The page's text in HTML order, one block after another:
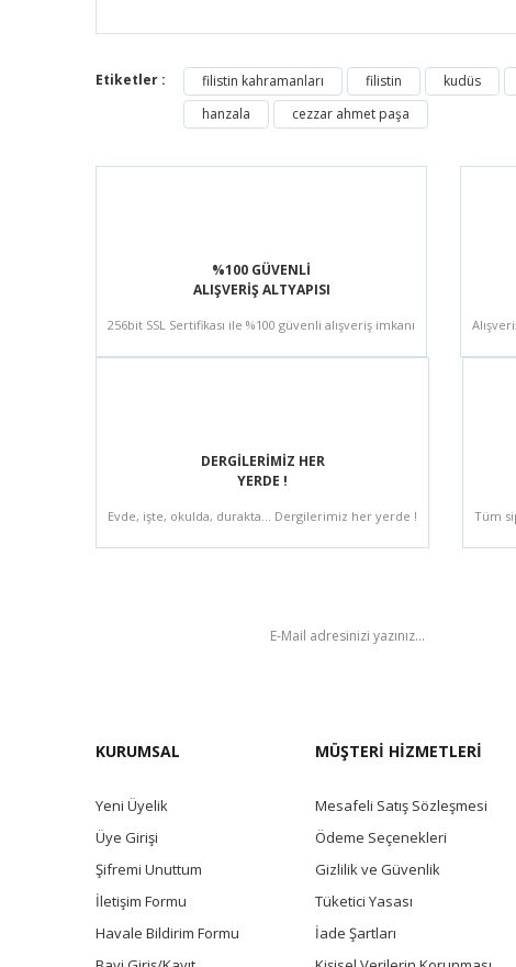
Etiketler : filistin kahramanları filistin kudüs
hanzala
cezzar ahmet paşa
%100 GÜVENLİ
ALIŞVERİŞ ALTYAPISI
256bit SSL Sertifikası ile %100 güvenli alışveriş imkanı
DERGİLERİMİZ HER
YERDE !
Evde, işte, okulda, durakta... Dergilerimiz her yerde ! Tüm
KURUMSAL
Yeni Üyelik
Üye Girişi
Şifremi Unuttum
İletişim Formu
Havale Bildirim Formu
MÜŞTERİ HİZMETLERİ
Mesafeli Satış Sözleşmesi
Ödeme Seçenekleri
Gizlilik ve Güvenlik
Tüketici Yasası
İade Şartları